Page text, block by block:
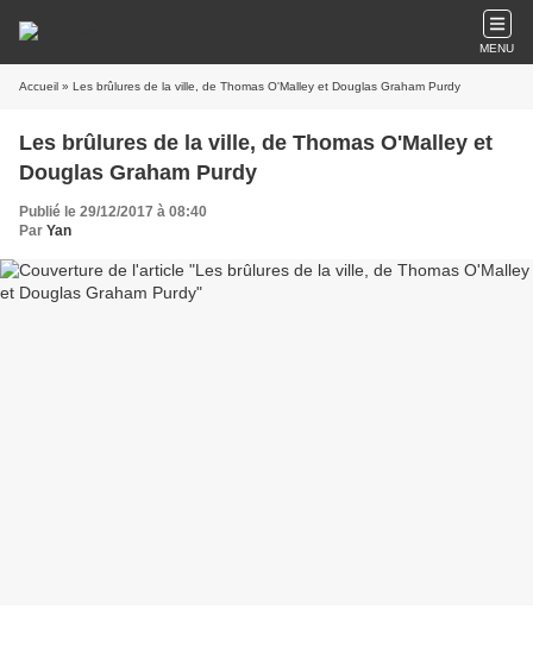
MENU
Accueil » Les brûlures de la ville, de Thomas O'Malley et Douglas Graham Purdy
Les brûlures de la ville, de Thomas O'Malley et
Douglas Graham Purdy
Publié le 29/12/2017 à 08:40
Par Yan